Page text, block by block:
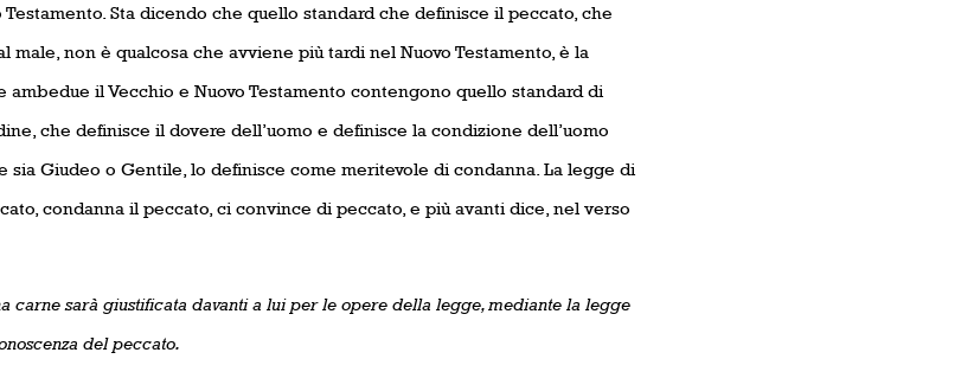
Sta dicendo che quello standard che definisce il peccato, che
male, non è qualcosa che avviene più tardi nel Nuovo Testamento, è la
ambedue il Vecchio e Nuovo Testamento contengono quello standard di
che definisce il dovere dell’uomo e definisce la condizione dell’uomo
sia Giudeo o Gentile, lo definisce come meritevole di condanna. La legge di
condanna il peccato, ci convince di peccato, e più avanti dice, nel verso
carne sarà giustificata davanti a lui per le opere della legge, mediante la legge
del peccato.